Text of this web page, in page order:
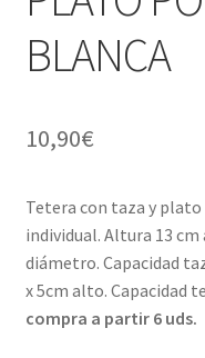
Menaje y servicio de mesa
Decoración, cuadros y
Iluminación, lamparas
BLANCA
10,90€
Tetera con taza y
individual. Altura 13
diámetro. Capacidad
x 5cm alto. Capacidad
compra a partir 6 uds.